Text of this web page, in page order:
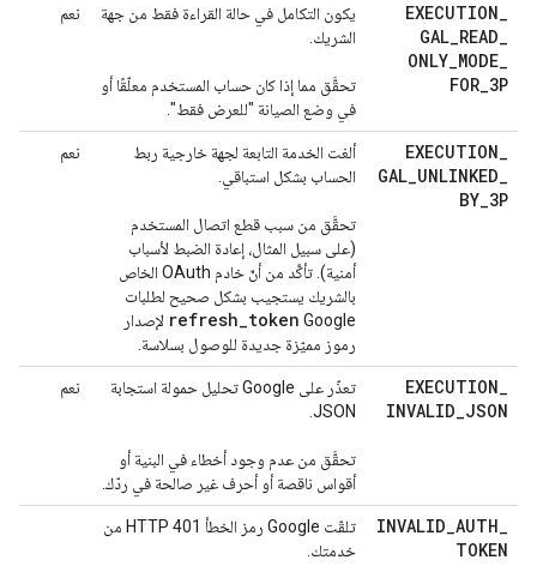
EXECUTION_
GAL_READ_
ONLY_MODE_
FOR_3P
يكون التكامل في حالة القراءة فقط من جهة
الشريك.
تحقَّق مما إذا كان حساب المستخدم معلّقًا أو
في وضع الصيانة "للعرض فقط".
نعم
EXECUTION_
GAL_UNLINKED_
BY_3P
ألغت الخدمة التابعة لجهة خارجية ربط
الحساب بشكل استباقي.
تحقَّق من سبب قطع اتصال المستخدم
(على سبيل المثال، إعادة الضبط لأسباب
أمنية). تأكَّد من أنّ خادم OAuth الخاص
بالشريك يستجيب بشكل صحيح لطلبات
Google
refresh_token
لإصدار
رموز مميّزة جديدة للوصول بسلاسة.
نعم
EXECUTION_
INVALID_JSON
تعذّر على Google تحليل حمولة استجابة
JSON.
تحقَّق من عدم وجود أخطاء في البنية أو
أقواس ناقصة أو أحرف غير صالحة في ردّك.
نعم
INVALID_AUTH_
TOKEN
تلقّت Google رمز الخطأ HTTP 401 من
خدمتك.